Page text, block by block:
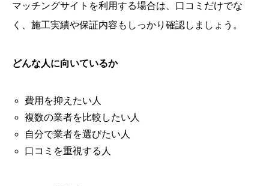
マッチングサイトを利用する場合は、口コミだけでな
く、施工実績や保証内容もしっかり確認しましょう。
どんな人に向いているか
費用を抑えたい人
複数の業者を比較したい人
自分で業者を選びたい人
口コミを重視する人